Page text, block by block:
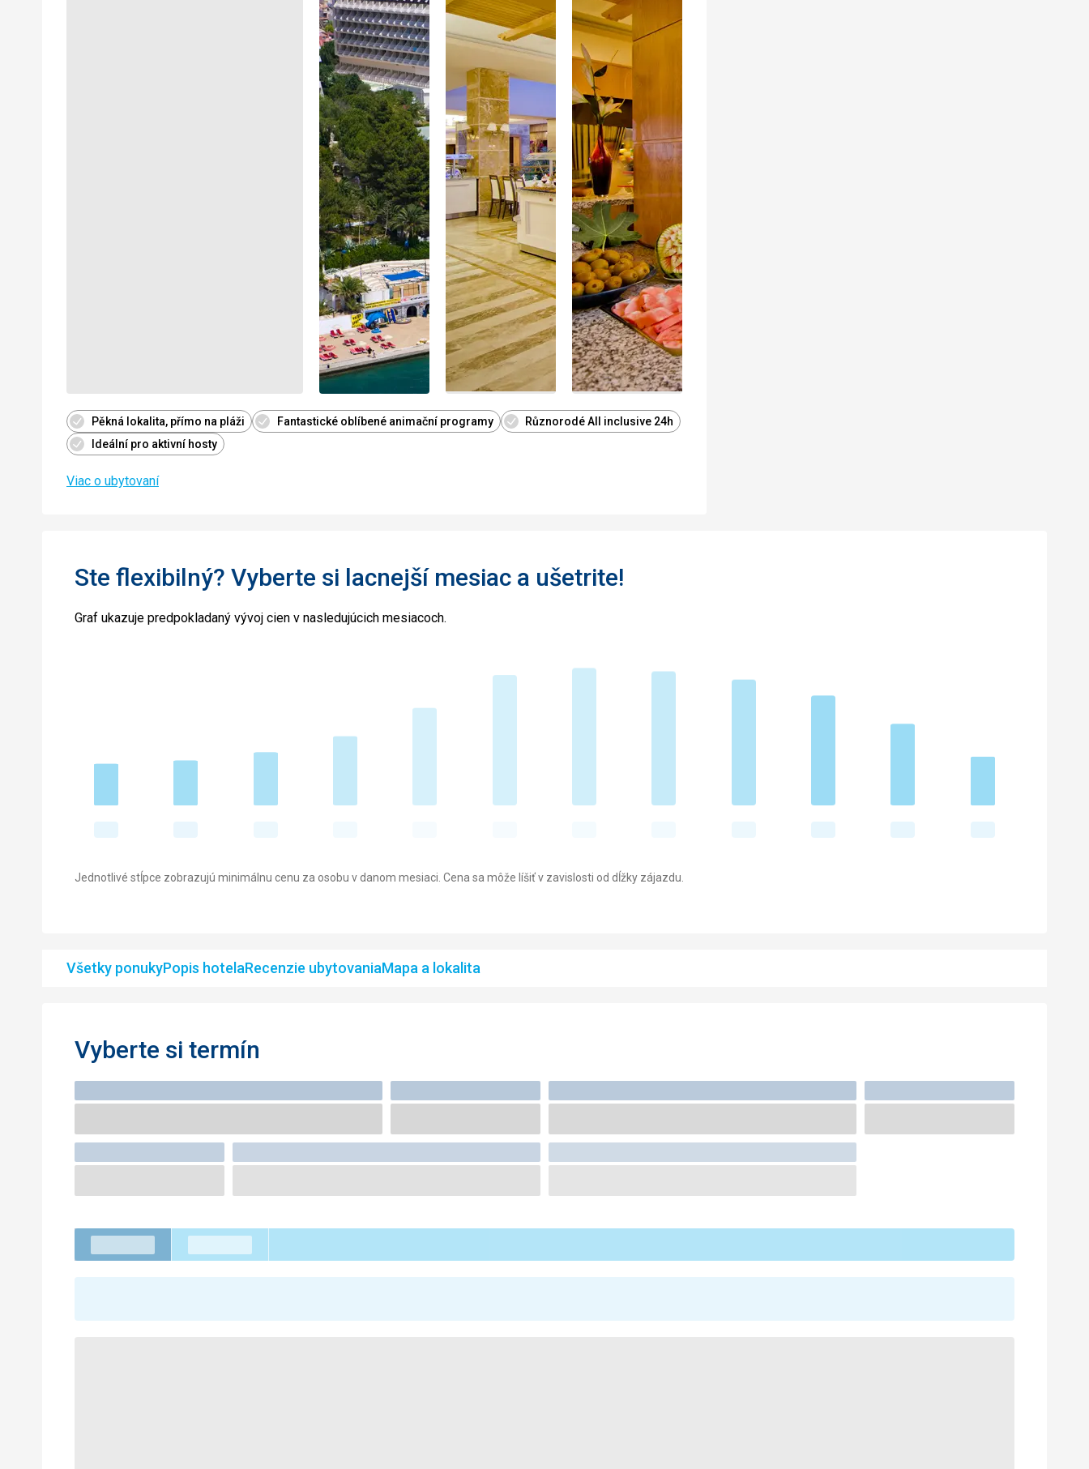
Pěkná lokalita, přímo na pláži Fantastické oblíbené animační programy
Různorodé All inclusive 24h
Ideální pro aktivní hosty
Viac o ubytovaní
Ste flexibilný? Vyberte si lacnejší mesiac a ušetrite!
Graf ukazuje predpokladaný vývoj cien v nasledujúcich mesiacoch.
Jednotlivé stĺpce zobrazujú minimálnu cenu za osobu v danom mesiaci. Cena sa môže líšiť v zavislosti od dĺžky zájazdu.
Všetky ponukyPopis hotelaRecenzie ubytovaniaMapa a lokalita
Vyberte si termín